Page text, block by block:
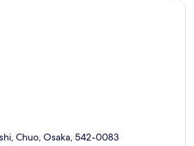
Chuo, Osaka, 542-0083